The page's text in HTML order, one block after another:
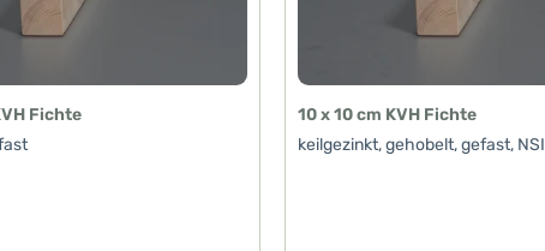
Fichte
10 x 10 cm KVH Fichte
keilgezinkt, gehobelt, gefast, NSI